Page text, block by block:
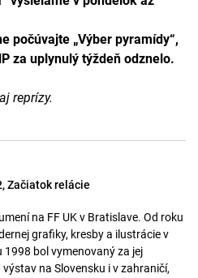
počúvajte „Výber pyramídy“,
za uplynulý týždeň odznelo.
reprízy.
Začiatok relácie
na FF UK v Bratislave. Od roku
grafiky, kresby a ilustrácie v
1998 bol vymenovaný za jej
na Slovensku i v zahraničí,